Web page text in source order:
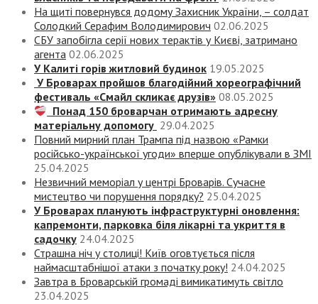
На щиті повернувся додому Захисник України, – солдат
Солодкий Серафим Володимирович 02.06.2025
СБУ запобігла серії нових терактів у Києві, затримано
агента 02.06.2025
У Калиті горів житловий будинок 19.05.2025
У Броварах пройшов благодійний хореографічний
фестиваль «Смайл скликає друзів» 08.05.2025
Понад 150 броварчан отримають адресну
матеріальну допомогу 29.04.2025
Повний мирний план Трампа під назвою «‎Рамки
російсько-української угоди» вперше опублікували в ЗМІ
25.04.2025
Незвичний меморіал у центрі Броварів. Сучасне
мистецтво чи порушення порядку? 25.04.2025
У Броварах планують інфраструктурні оновлення:
капремонти, парковка біля лікарні та укриття в
садочку 24.04.2025
Страшна ніч у столиці! Київ оговтується після
наймасштабнішої атаки з початку року! 24.04.2025
Завтра в Броварській громаді вимикатимуть світло
23.04.2025